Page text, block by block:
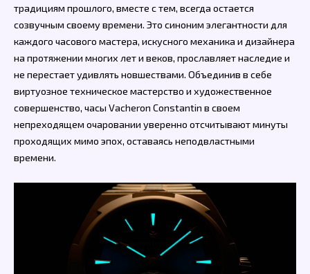
традициям прошлого, вместе с тем, всегда остается
созвучным своему времени. Это синоним элегантности для
каждого часового мастера, искусного механика и дизайнера
на протяжении многих лет и веков, прославляет наследие и
не перестает удивлять новшествами. Объединив в себе
виртуозное техническое мастерство и художественное
совершенство, часы Vacheron Constantin в своем
непреходящем очаровании уверенно отсчитывают минуты
проходящих мимо эпох, оставаясь неподвластными
времени.